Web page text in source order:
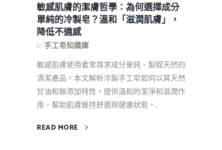
敏感肌膚的潔膚哲學：為何選擇成分
單純的冷製皂？溫和「滋潤肌膚」，
降低不適感
In 手工皂知識庫
敏感肌膚使用者常尋求成分單純、製程天然的
清潔產品。本文解析冷製手工皂如何以其天然
甘油和無添加特性，提供溫和的潔淨和滋潤作
用，幫助肌膚維持舒適與健康狀態。...
READ MORE